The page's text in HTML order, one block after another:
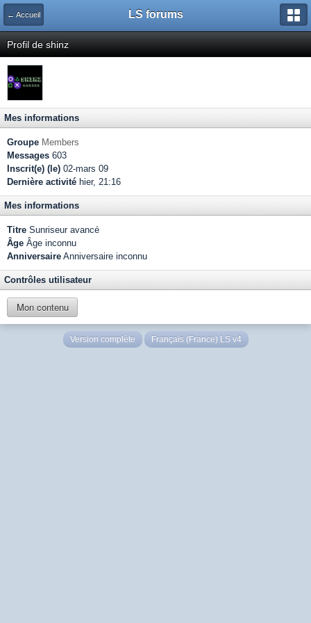
← Accueil LS forums
Profil de shinz
Mes informations
Groupe Members
Messages 603
Inscrit(e) (le) 02-mars 09
Dernière activité hier, 21:16
Mes informations
Titre Sunriseur avancé
Âge Âge inconnu
Anniversaire Anniversaire inconnu
Contrôles utilisateur
Mon contenu
Version complète Français (France) LS v4